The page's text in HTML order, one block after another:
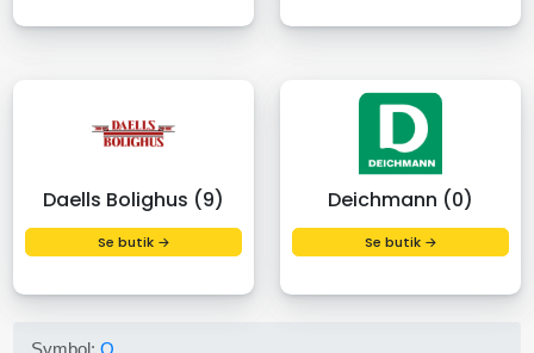
Daells Bolighus (9)
Se butik →
Deichmann (0)
Se butik →
Symbol:O